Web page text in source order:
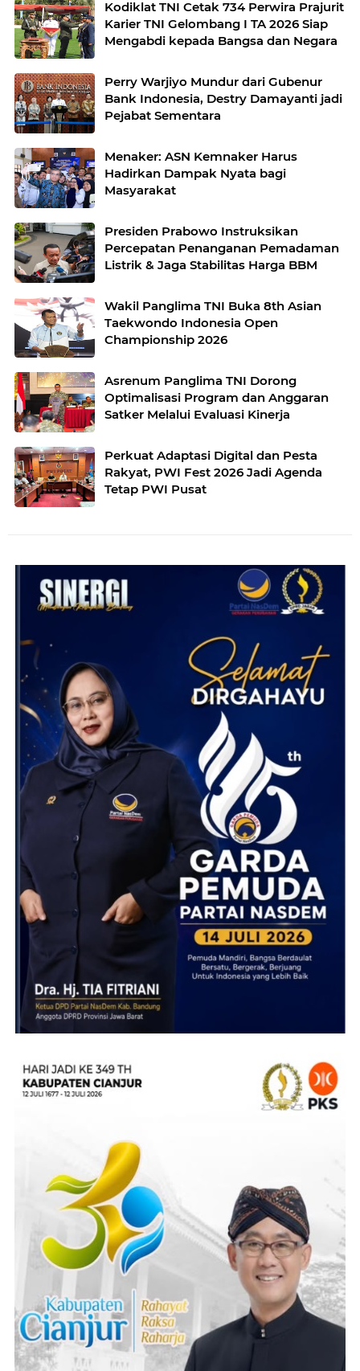
Kodiklat TNI Cetak 734 Perwira Prajurit
Karier TNI Gelombang I TA 2026 Siap
Mengabdi kepada Bangsa dan Negara
Perry Warjiyo Mundur dari Gubenur
Bank Indonesia, Destry Damayanti jadi
Pejabat Sementara
Menaker: ASN Kemnaker Harus
Hadirkan Dampak Nyata bagi
Masyarakat
Presiden Prabowo Instruksikan
Percepatan Penanganan Pemadaman
Listrik & Jaga Stabilitas Harga BBM
Wakil Panglima TNI Buka 8th Asian
Taekwondo Indonesia Open
Championship 2026
Asrenum Panglima TNI Dorong
Optimalisasi Program dan Anggaran
Satker Melalui Evaluasi Kinerja
Perkuat Adaptasi Digital dan Pesta
Rakyat, PWI Fest 2026 Jadi Agenda
Tetap PWI Pusat